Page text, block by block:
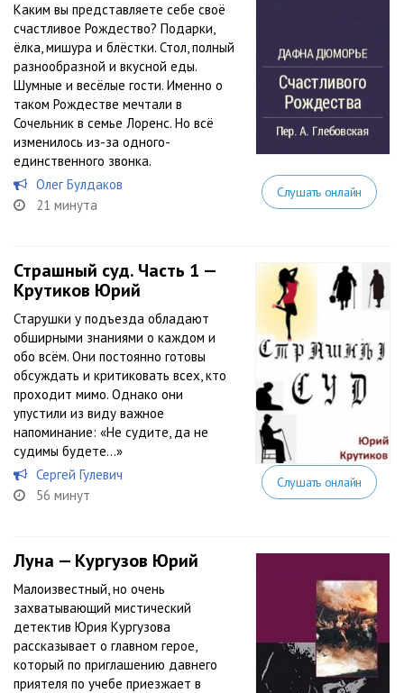
Каким вы представляете себе своё
счастливое Рождество? Подарки,
ёлка, мишура и блёстки. Стол, полный
разнообразной и вкусной еды.
Шумные и весёлые гости. Именно о
таком Рождестве мечтали в
Сочельник в семье Лоренс. Но всё
изменилось из-за одного-
единственного звонка.
Олег Булдаков
21 минута
Слушать онлайн
Страшный суд. Часть 1 —
Крутиков Юрий
Старушки у подъезда обладают
обширными знаниями о каждом и
обо всём. Они постоянно готовы
обсуждать и критиковать всех, кто
проходит мимо. Однако они
упустили из виду важное
напоминание: «Не судите, да не
судимы будете...»
Сергей Гулевич
56 минут
Слушать онлайн
Луна — Кургузов Юрий
Малоизвестный, но очень
захватывающий мистический
детектив Юрия Кургузова
рассказывает о главном герое,
который по приглашению давнего
приятеля по учебе приезжает в